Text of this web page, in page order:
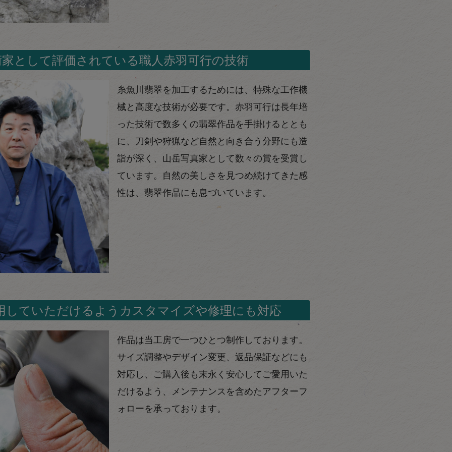
として評価されている職人赤羽可行の技術
糸魚川翡翠を加工するためには、特殊な工作機
械と高度な技術が必要です。赤羽可行は長年培
った技術で数多くの翡翠作品を手掛けるととも
に、刀剣や狩猟など自然と向き合う分野にも造
詣が深く、山岳写真家として数々の賞を受賞し
ています。自然の美しさを見つめ続けてきた感
性は、翡翠作品にも息づいています。
していただけるようカスタマイズや修理にも対応
作品は当工房で一つひとつ制作しております。
サイズ調整やデザイン変更、返品保証などにも
対応し、ご購入後も末永く安心してご愛用いた
だけるよう、メンテナンスを含めたアフターフ
ォローを承っております。